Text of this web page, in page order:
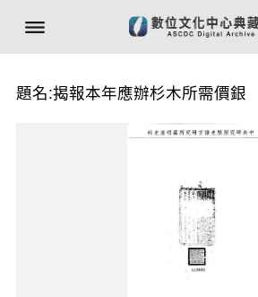
題名:揭報本年應辦杉木所需價銀